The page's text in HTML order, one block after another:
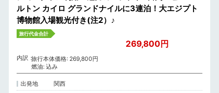
ルトン カイロ グランドナイルに3連泊！大エジプト
博物館入場観光付き(注2）♪
旅行代金合計
269,800円
内訳 旅行本体価格: 269,800円
燃油: 込み
出発地
関西